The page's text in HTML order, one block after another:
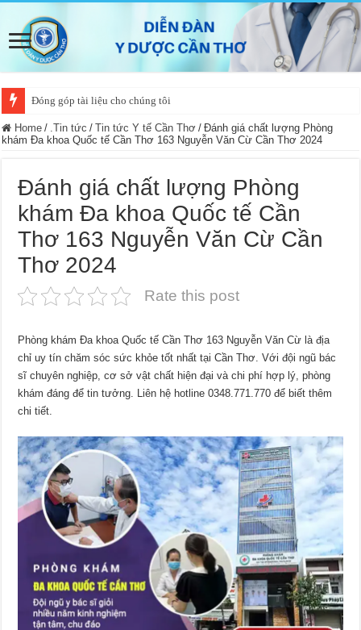
Đóng góp tài liệu cho chúng tôi
Home / .Tin tức / Tin tức Y tế Cần Thơ / Đánh giá chất lượng Phòng
khám Đa khoa Quốc tế Cần Thơ 163 Nguyễn Văn Cừ Cần Thơ 2024
Đánh giá chất lượng Phòng
khám Đa khoa Quốc tế Cần
Thơ 163 Nguyễn Văn Cừ Cần
Thơ 2024
Rate this post
Phòng khám Đa khoa Quốc tế Cần Thơ 163 Nguyễn Văn Cừ là địa
chỉ uy tín chăm sóc sức khỏe tốt nhất tại Cần Thơ. Với đội ngũ bác
sĩ chuyên nghiệp, cơ sở vật chất hiện đại và chi phí hợp lý, phòng
khám đáng để tin tưởng. Liên hệ hotline 0348.771.770 để biết thêm
chi tiết.